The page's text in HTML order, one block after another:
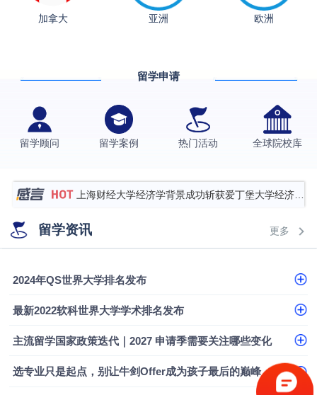
加拿大 亚洲 欧洲
留学申请
留学顾问 留学案例 热门活动 全球院校库
格拉斯哥大学国际商务硕士录取案例
伯明翰大学数字媒体与创意产业硕士录取案例
Offer
上海财经大学经济学背景成功斩获爱丁堡大学经济学
硕士录取
数学背景的他，靠“供应链”故事敲开哥大、宾大之门
专科逆袭伦敦大学学院UCL录取案例解析
留学资讯 更多
2024年QS世界大学排名发布
最新2022软科世界大学学术排名发布
主流留学国家政策迭代｜2027 申请季需要关注哪些变化
选专业只是起点，别让牛剑Offer成为孩子最后的巅峰